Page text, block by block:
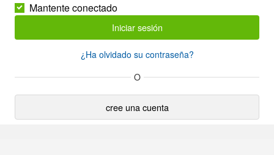
Mantente conectado
¿Ha olvidado su contraseña?
O
cree una cuenta